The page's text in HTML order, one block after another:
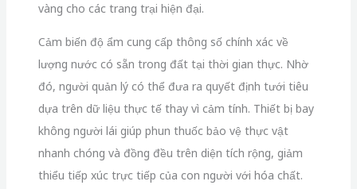
vàng cho các trang trại hiện đại.
Cảm biến độ ẩm cung cấp thông số chính xác về
lượng nước có sẵn trong đất tại thời gian thực. Nhờ
đó, người quản lý có thể đưa ra quyết định tưới tiêu
dựa trên dữ liệu thực tế thay vì cảm tính. Thiết bị bay
không người lái giúp phun thuốc bảo vệ thực vật
nhanh chóng và đồng đều trên diện tích rộng, giảm
thiểu tiếp xúc trực tiếp của con người với hóa chất.